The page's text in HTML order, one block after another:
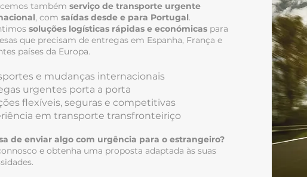
também serviço de transporte urgente
, com saídas desde e para Portugal.
soluções logísticas rápidas e económicas para
que precisam de entregas em Espanha, França e
países da Europa.
e mudanças internacionais
urgentes porta a porta
flexíveis, seguras e competitivas
em transporte transfronteiriço
de enviar algo com urgência para o estrangeiro?
e obtenha uma proposta adaptada às suas